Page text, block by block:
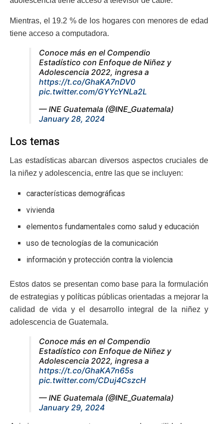
Mientras, el 19.2 % de los hogares con menores de edad
tiene acceso a computadora.
Conoce más en el Compendio
Estadístico con Enfoque de Niñez y
Adolescencia 2022, ingresa a
https://t.co/GhaKA7nDV0
pic.twitter.com/GYYcYNLa2L
— INE Guatemala (@INE_Guatemala)
January 28, 2024
Los temas
Las estadísticas abarcan diversos aspectos cruciales de
la niñez y adolescencia, entre las que se incluyen:
características demográficas
vivienda
elementos fundamentales como salud y educación
uso de tecnologías de la comunicación
información y protección contra la violencia
Estos datos se presentan como base para la formulación
de estrategias y políticas públicas orientadas a mejorar la
calidad de vida y el desarrollo integral de la niñez y
adolescencia de Guatemala.
Conoce más en el Compendio
Estadístico con Enfoque de Niñez y
Adolescencia 2022, ingresa a
https://t.co/GhaKA7n65s
pic.twitter.com/CDuj4CszcH
— INE Guatemala (@INE_Guatemala)
January 29, 2024